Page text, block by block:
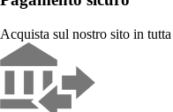
Acquista sul nostro sito in tutta